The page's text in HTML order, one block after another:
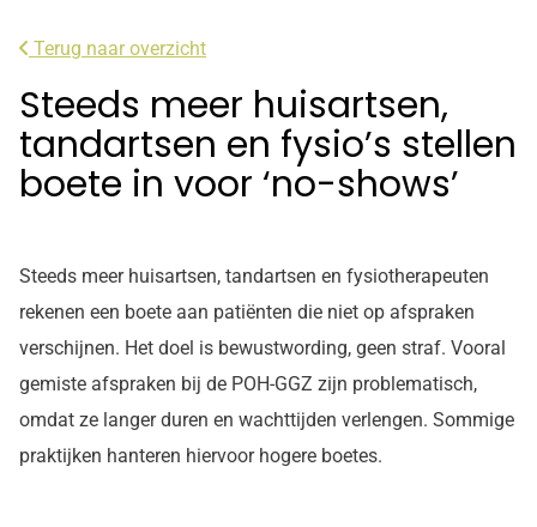
Terug naar overzicht
Steeds meer huisartsen,
tandartsen en fysio’s stellen
boete in voor ‘no-shows’
Steeds meer huisartsen, tandartsen en fysiotherapeuten
rekenen een boete aan patiënten die niet op afspraken
verschijnen. Het doel is bewustwording, geen straf. Vooral
gemiste afspraken bij de POH-GGZ zijn problematisch,
omdat ze langer duren en wachttijden verlengen. Sommige
praktijken hanteren hiervoor hogere boetes.